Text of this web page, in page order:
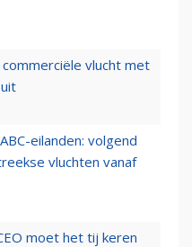
vlucht met
eilanden: volgend
vluchten vanaf
moet het tij keren